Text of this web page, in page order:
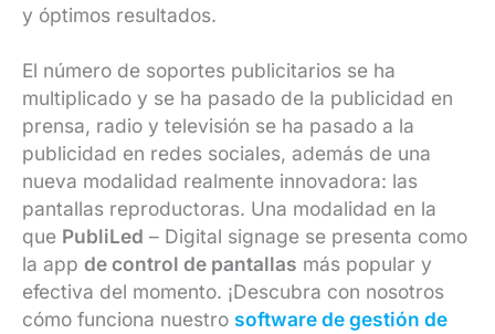
y óptimos resultados.
El número de soportes publicitarios se ha
multiplicado y se ha pasado de la publicidad en
prensa, radio y televisión se ha pasado a la
publicidad en redes sociales, además de una
nueva modalidad realmente innovadora: las
pantallas reproductoras. Una modalidad en la
que PubliLed – Digital signage se presenta como
la app de control de pantallas más popular y
efectiva del momento. ¡Descubra con nosotros
cómo funciona nuestro software de gestión de